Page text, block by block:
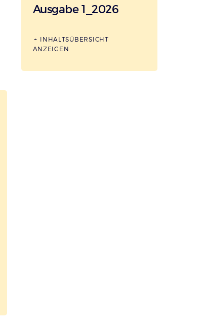
Ausgabe 1_2026
INHALTSÜBERSICHT
ANZEIGEN